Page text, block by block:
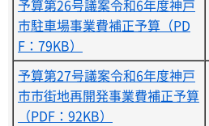
予算第26号議案令和6年度神戸
市駐車場事業費補正予算（PD
F：79KB）
予算第27号議案令和6年度神戸
市市街地再開発事業費補正予算
（PDF：92KB）